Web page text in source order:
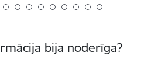
bija noderīga?